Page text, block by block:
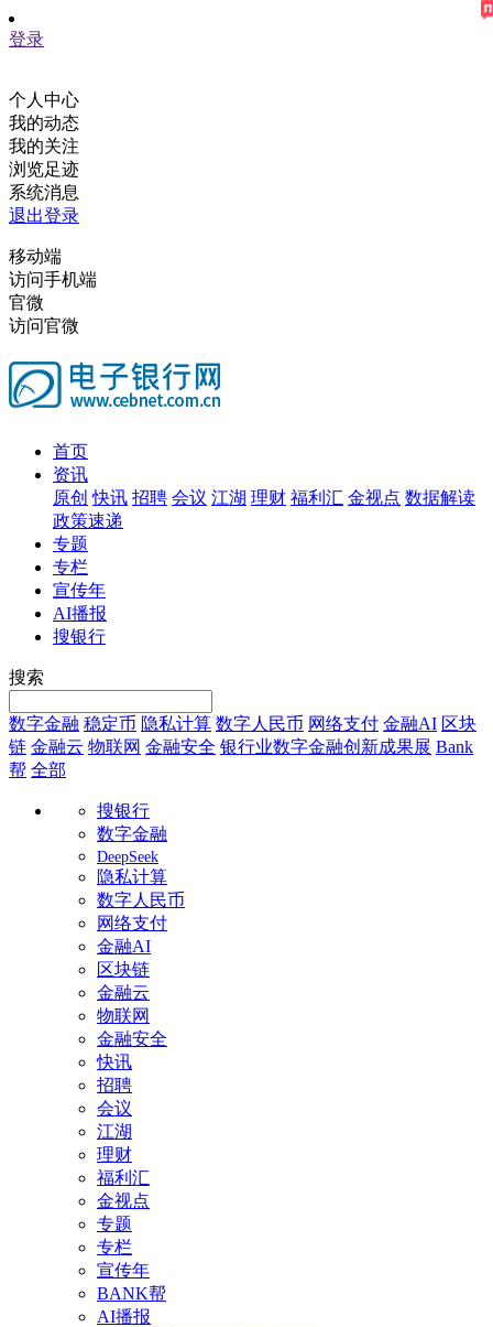
登录
个人中心
我的动态
我的关注
浏览足迹
系统消息
退出登录
移动端
访问手机端
官微
访问官微
首页
资讯
原创 快讯 招聘 会议 江湖 理财 福利汇 金视点 数据解读
政策速递
专题
专栏
宣传年
AI播报
搜银行
搜索
数字金融 稳定币 隐私计算 数字人民币 网络支付 金融AI 区块
链 金融云 物联网 金融安全 银行业数字金融创新成果展 Bank
帮 全部
搜银行
数字金融
DeepSeek
隐私计算
数字人民币
网络支付
金融AI
区块链
金融云
物联网
金融安全
快讯
招聘
会议
江湖
理财
福利汇
金视点
专题
专栏
宣传年
BANK帮
AI播报